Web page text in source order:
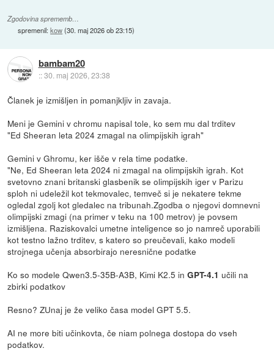
Zgodovina sprememb…
spremenil:kow(30. maj 2026 ob 23:15)
bambam20
::30. maj 2026, 23:38
Članek je izmišljen in pomanjkljiv in zavaja.
Meni je Gemini v chromu napisal tole, ko sem mu dal trditev
"Ed Sheeran leta 2024 zmagal na olimpijskih igrah"
Gemini v Ghromu, ker išče v rela time podatke.
"Ne, Ed Sheeran leta 2024 ni zmagal na olimpijskih igrah. Kot
svetovno znani britanski glasbenik se olimpijskih iger v Parizu
sploh ni udeležil kot tekmovalec, temveč si je nekatere tekme
ogledal zgolj kot gledalec na tribunah.Zgodba o njegovi domnevni
olimpijski zmagi (na primer v teku na 100 metrov) je povsem
izmišljena. Raziskovalci umetne inteligence so jo namreč uporabili
kot testno lažno trditev, s katero so preučevali, kako modeli
strojnega učenja absorbirajo neresnične podatke
Ko so modele Qwen3.5-35B-A3B, Kimi K2.5 inGPT-4.1učili na
zbirki podatkov
Resno? ZUnaj je že veliko časa model GPT 5.5.
AI ne more biti učinkovta, če niam polnega dostopa do vseh
podatkov.